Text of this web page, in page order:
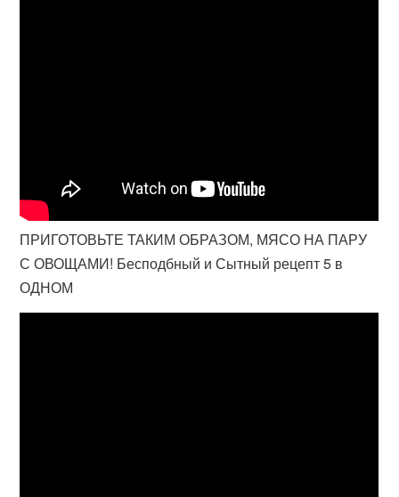
ПРИГОТОВЬТЕ ТАКИМ ОБРАЗОМ, МЯСО НА ПАРУ
С ОВОЩАМИ! Бесподбный и Сытный рецепт 5 в
ОДНОМ